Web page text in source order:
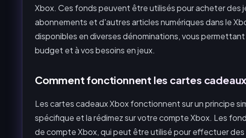
Xbox. Ces fonds peuvent être utilisés pour acheter des
abonnements et d'autres articles numériques dans le
disponibles en diverses dénominations, vous
budget et à vos besoins en jeux.
Comment fonctionnent les cartes
Les cartes cadeaux Xbox fonctionnent sur un principe
spécifique et la rédimez sur votre compte Xbox. Les
de compte Xbox, qui peut être utilisé pour effectuer